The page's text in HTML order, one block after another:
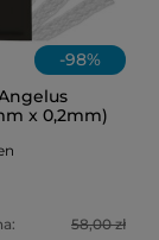
-98%
x 0,2mm)
58,00 zł